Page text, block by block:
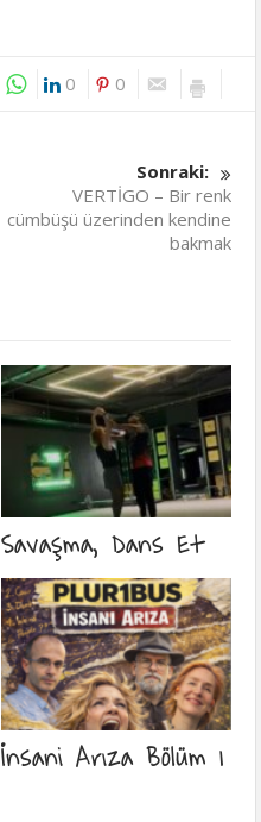
0 0
Sonraki:
VERTİGO – Bir renk
cümbüşü üzerinden kendine
bakmak
Savaşma, Dans Et
İnsani Arıza Bölüm 1